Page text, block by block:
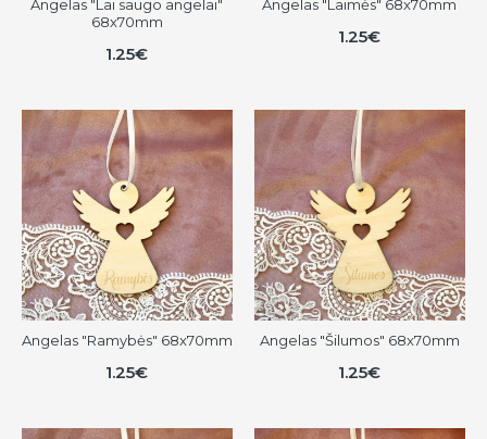
Angelas "Lai saugo angelai"
68x70mm
1.25€
Angelas "Laimės" 68x70mm
1.25€
Angelas "Ramybės" 68x70mm
1.25€
Angelas "Šilumos" 68x70mm
1.25€